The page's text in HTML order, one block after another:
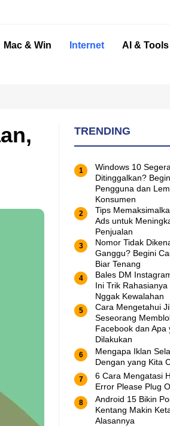
Mac & Win Internet AI & Tools
TRENDING
Windows 10 Segera
Ditinggalkan?
Pengguna dan
Konsumen
Tips
Ads untuk
Penjualan
Nomor Tidak
Ganggu? Begini
Biar Tenang
Bales DM
Ini Trik Rahasianya
Nggak Kewalahan
Cara Mengetahui
Seseorang
Facebook dan Apa
Dilakukan
Mengapa Iklan
Dengan yang Kita
6 Cara Mengatasi
Error Please Plug
Android 15 Bikin
Kentang Makin
Alasannya